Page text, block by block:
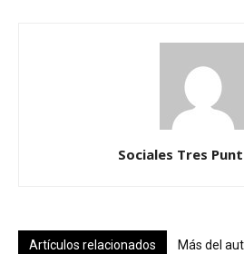
Sociales Tres
Artículos relacionados Más del